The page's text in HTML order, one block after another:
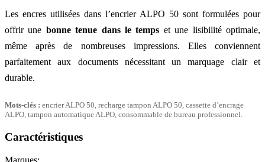
Les encres utilisées dans l’encrier ALPO 50 sont formulées pour
offrir une bonne tenue dans le temps et une lisibilité optimale,
même après de nombreuses impressions. Elles conviennent
parfaitement aux documents nécessitant un marquage clair et
durable.
Mots-clés : encrier ALPO 50, recharge tampon ALPO 50, cassette d’encrage
ALPO, tampon automatique ALPO, consommable de bureau professionnel.
Caractéristiques
Marques: